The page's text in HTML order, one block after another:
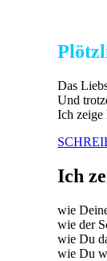
Das
Und
Ich
Ich
wie
wie der
wie Du
wie Du